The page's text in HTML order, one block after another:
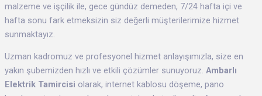
malzeme ve işçilik ile, gece gündüz demeden, 7/24 hafta içi ve
hafta sonu fark etmeksizin siz değerli müşterilerimize hizmet
sunmaktayız.
Uzman kadromuz ve profesyonel hizmet anlayışımızla, size en
yakın şubemizden hızlı ve etkili çözümler sunuyoruz. Ambarlı
Elektrik Tamircisi olarak, internet kablosu döşeme, pano